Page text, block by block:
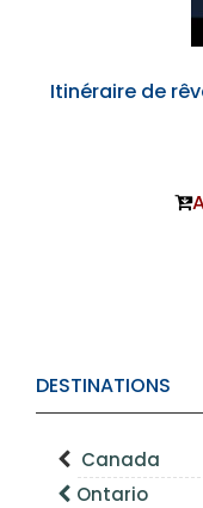
DESTINATIONS
Canada
Ontario
Itinéraire de